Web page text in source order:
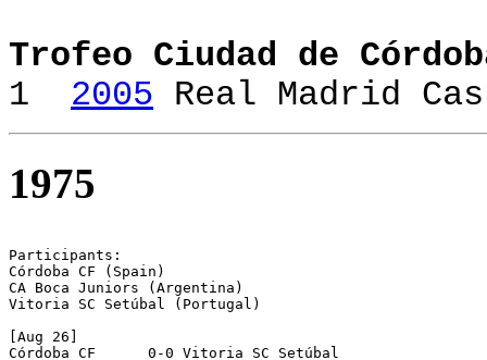
Trofeo Ciudad de
1 2005 Real Madrid
1975
Participants:
Córdoba CF (Spain)
CA Boca Juniors (Argentina)
Vitoria SC Setúbal (Portugal)
[Aug 26]
Córdoba CF	0-0 Vitoria SC Setúbal